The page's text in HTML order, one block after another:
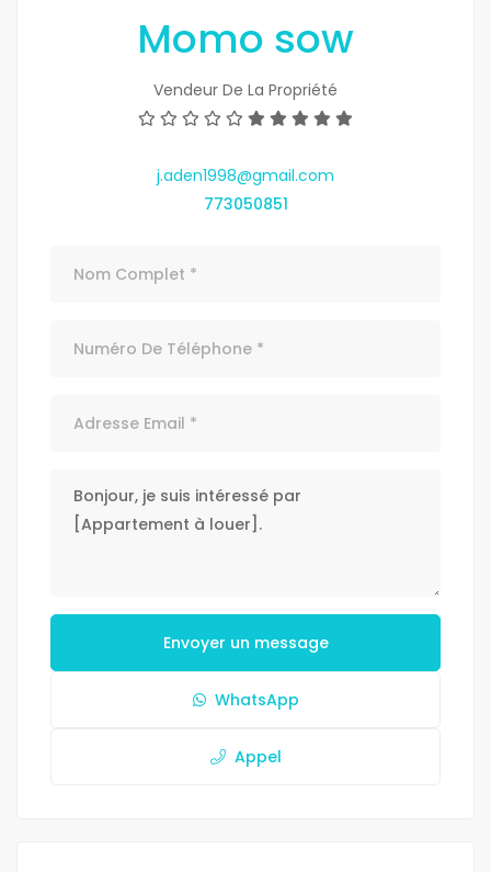
Momo sow
Vendeur De La Propriété
j.aden1998@gmail.com
773050851
Envoyer un message
WhatsApp
Appel